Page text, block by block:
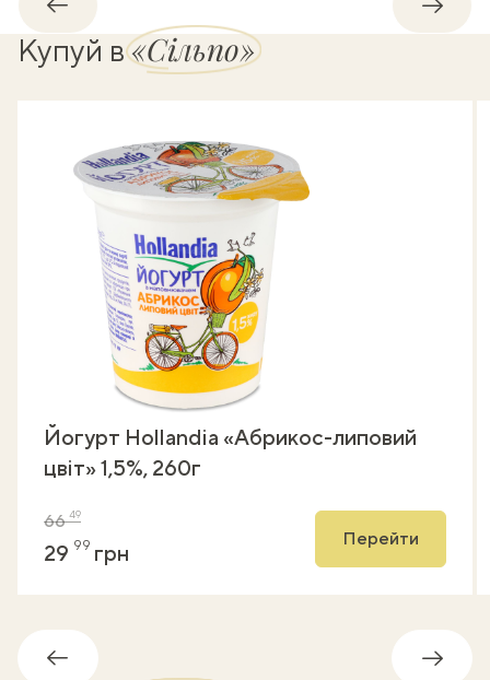
Назад
Купуй в«Сільпо»
Йогурт Hollandia «Абрикос-липовий
цвіт» 1,5%, 260г
6649
29 99 грн
Перейти
Назад